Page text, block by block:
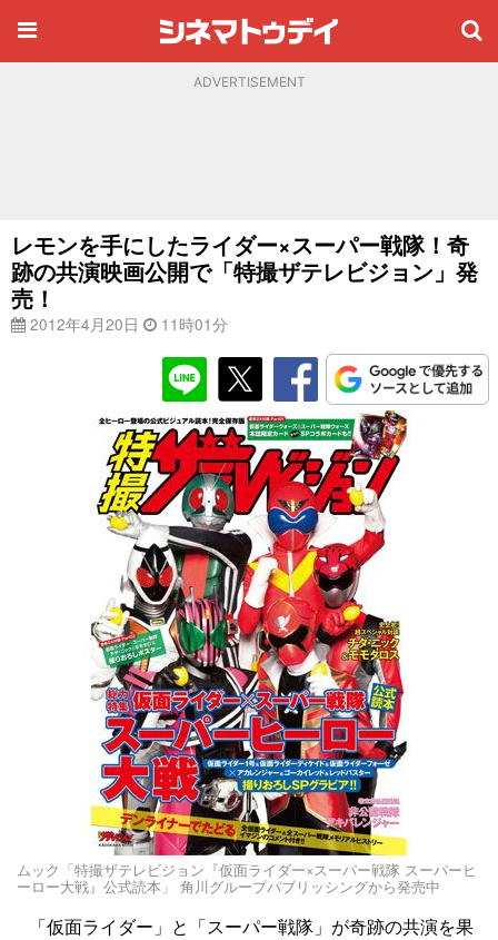
ADVERTISEMENT
レモンを手にしたライダー×スーパー戦隊！奇
跡の共演映画公開で「特撮ザテレビジョン」発
売！
2012年4月20日 11時01分
ムック「特撮ザテレビジョン『仮面ライダー×スーパー戦隊 スーパーヒ
ーロー大戦』公式読本」 角川グループパブリッシングから発売中
「仮面ライダー」と「スーパー戦隊」が奇跡の共演を果